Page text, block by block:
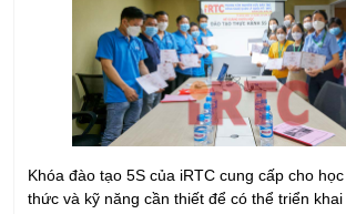
Khóa đào tạo 5S của iRTC cung cấp cho học
thức và kỹ năng cần thiết để có thể triển khai
tục 5S để đạt hiệu quả cao hơn, hoạch định
áp dụng 5S tại doanh nghiệp.